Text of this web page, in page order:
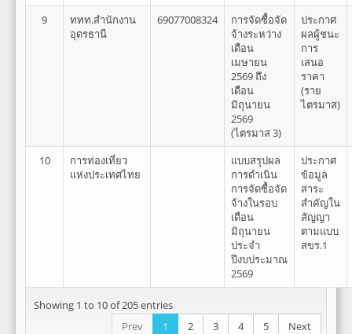
9
ททท.สำนักงาน
อุดรธานี
69077008324
การจัดซื้อจัด
จ้างระหว่าง
เดือน
เมษายน
2569 ถึง
เดือน
มิถุนายน
2569
(ไตรมาส 3)
ประกาศ
ผลผู้ชนะ
การ
เสนอ
ราคา
(ราย
ไตรมาส)
10
การท่องเที่ยว
แห่งประเทศไทย
แบบสรุปผล
การดำเนิน
การจัดซื้อจัด
จ้างในรอบ
เดือน
มิถุนายน
ประจำ
ปีงบประมาณ
2569
ประกาศ
ข้อมูล
สาระ
สำคัญใน
สัญญา
ตามแบบ
สขร.1
Showing 1 to 10 of 205 entries
Prev
1 2 3 4 5 Next